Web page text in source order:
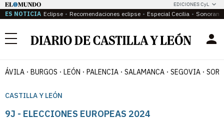
EDICIONES CyL
ES NOTICIA Eclipse Recomendaciones eclipse Especial Cecilia
Menú
ÁVILA BURGOS LEÓN PALENCIA SALAMANCA SEGOVIA
CASTILLA Y LEÓN
9J - ELECCIONES EUROPEAS 2024